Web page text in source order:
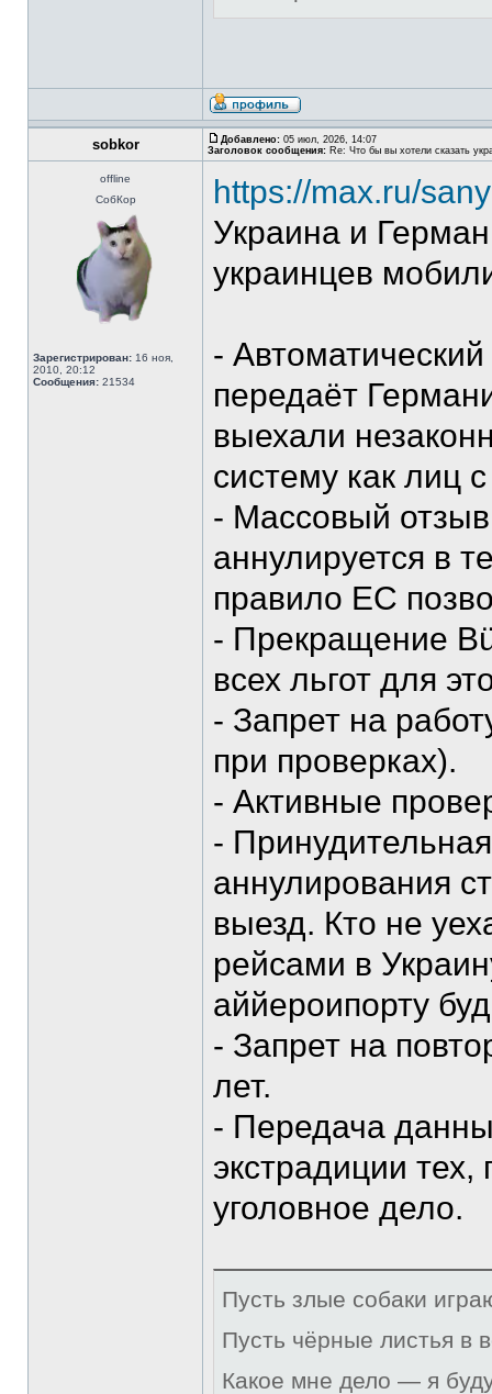
sobkor Добавлено: 05 июл, 2026, 14:07
Заголовок сообщения: Re: Что бы вы хотели сказать
offline
СобКор
Зарегистрирован: 16 ноя,
2010, 20:12
Сообщения: 21534
https://max.ru/
Украина и
украинцев
-
передаёт
выехали
систему как лиц
- Массовый
аннулируется в
правило ЕС
- Прекращение
всех льгот для
- Запрет на
при проверках).
- Активные
-
аннулирования
выезд. Кто не
рейсами в
аййероипорту
- Запрет на
лет.
- Передача
экстрадиции тех,
уголовное дело.
Пусть злые собаки
Пусть чёрные листья в
Какое мне дело — я